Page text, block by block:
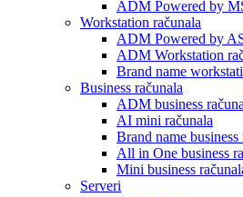
ADM Powered by
Workstation računala
ADM Powered by
ADM Workstation
Brand name
Business računala
ADM business
AI mini računala
Brand name business
All in One business
Mini business
Serveri